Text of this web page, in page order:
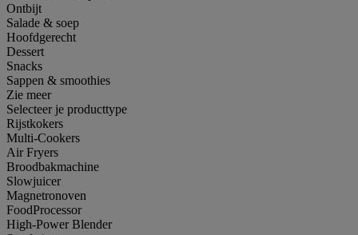
Ontbijt
Salade & soep
Hoofdgerecht
Dessert
Snacks
Sappen & smoothies
Zie meer
Selecteer je producttype
Rijstkokers
Multi-Cookers
Air Fryers
Broodbakmachine
Slowjuicer
Magnetronoven
FoodProcessor
High-Power Blender